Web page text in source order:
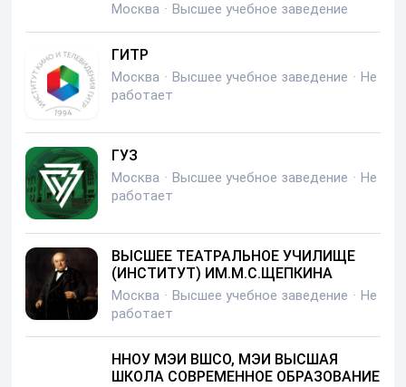
Москва · Высшее учебное заведение
ГИТР
Москва · Высшее учебное заведение · Не
работает
ГУЗ
Москва · Высшее учебное заведение · Не
работает
ВЫСШЕЕ ТЕАТРАЛЬНОЕ УЧИЛИЩЕ
(ИНСТИТУТ) ИМ.М.С.ЩЕПКИНА
Москва · Высшее учебное заведение · Не
работает
ННОУ МЭИ ВШСО, МЭИ ВЫСШАЯ
ШКОЛА СОВРЕМЕННОЕ ОБРАЗОВАНИЕ